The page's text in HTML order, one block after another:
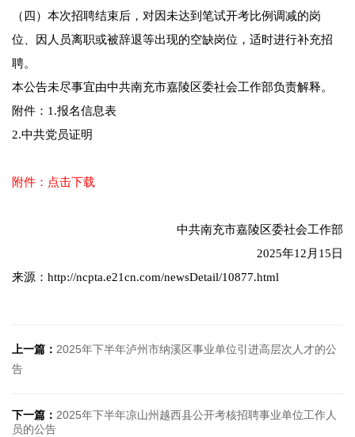
（四）本次招聘结束后，对因未达到笔试开考比例调减的岗
位、因人员离职或被辞退等出现的空缺岗位，适时进行补充招
聘。
本公告未尽事宜由中共南充市嘉陵区委社会工作部负责解释。
附件：1.报名信息表
2.中共党员证明
附件：点击下载
中共南充市嘉陵区委社会工作部
2025年12月15日
来源：http://ncpta.e21cn.com/newsDetail/10877.html
上一篇： 2025年下半年泸州市纳溪区事业单位引进高层次人才的公
告
下一篇： 2025年下半年凉山州越西县公开考核招聘事业单位工作人
员的公告